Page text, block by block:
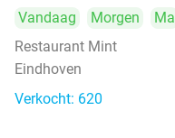
Vandaag Morgen Ma
Restaurant Mint
Eindhoven
Verkocht: 620